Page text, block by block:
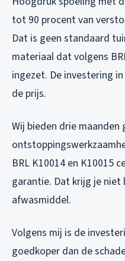
tot 90 procent van
Dat is geen standaard
materiaal dat volgens
ingezet. De investering
de prijs.
Wij bieden drie maanden
BRL K10014 en K10015
garantie. Dat krijg je niet
afwasmiddel.
Volgens mij is de
goedkoper dan de